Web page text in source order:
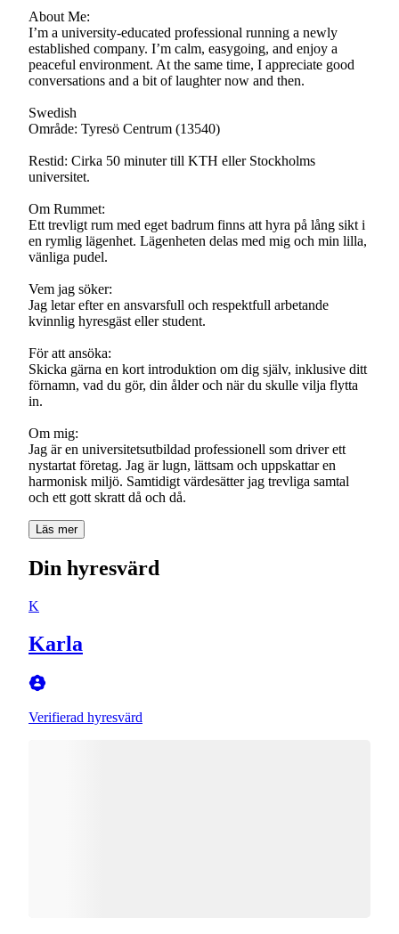
About Me:
I’m a university-educated professional running a newly
established company. I’m calm, easygoing, and enjoy a
peaceful environment. At the same time, I appreciate good
conversations and a bit of laughter now and then.
Swedish
Område: Tyresö Centrum (13540)
Restid: Cirka 50 minuter till KTH eller Stockholms
universitet.
Om Rummet:
Ett trevligt rum med eget badrum finns att hyra på lång sikt i
en rymlig lägenhet. Lägenheten delas med mig och min lilla,
vänliga pudel.
Vem jag söker:
Jag letar efter en ansvarsfull och respektfull arbetande
kvinnlig hyresgäst eller student.
För att ansöka:
Skicka gärna en kort introduktion om dig själv, inklusive ditt
förnamn, vad du gör, din ålder och när du skulle vilja flytta
in.
Om mig:
Jag är en universitetsutbildad professionell som driver ett
nystartat företag. Jag är lugn, lättsam och uppskattar en
harmonisk miljö. Samtidigt värdesätter jag trevliga samtal
och ett gott skratt då och då.
Läs mer
Din hyresvärd
K
Karla
Verifierad hyresvärd